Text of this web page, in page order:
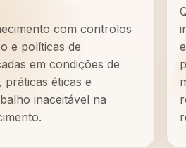
com controlos
e políticas de
em condições de
éticas e
inaceitável na